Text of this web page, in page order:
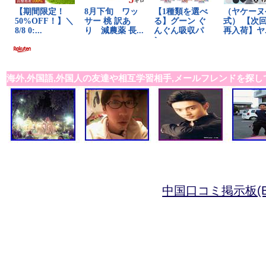
海外,外国語,外国人の友達や相互学習相手,メールフレンドを探し
中国口コミ掲示板